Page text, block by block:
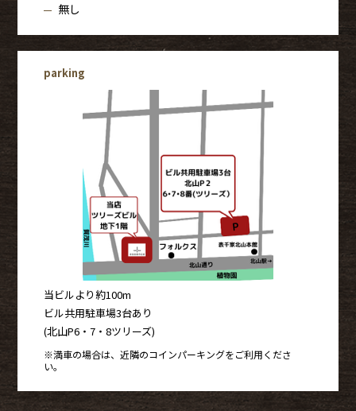
無し
parking
当ビルより約100m
ビル共用駐車場3台あり
(北山P6・7・8ツリーズ)
※満車の場合は、近隣のコインパーキングをご利用くださ
い。